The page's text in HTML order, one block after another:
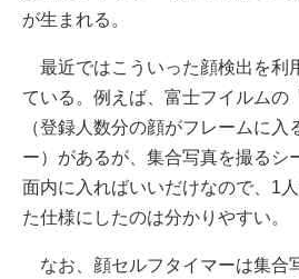
が生まれる。
最近ではこういった顔検出を利
ている。例えば、富士フイルムの
（登録人数分の顔がフレームに入
ー）があるが、集合写真を撮るシ
面内に入ればいいだけなので、1
た仕様にしたのは分かりやすい。
なお、顔セルフタイマーは集合